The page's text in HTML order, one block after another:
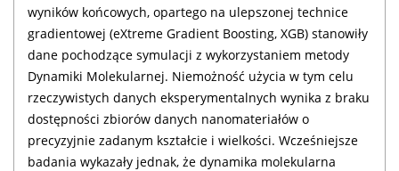
wyników końcowych, opartego na ulepszonej technice
gradientowej (eXtreme Gradient Boosting, XGB) stanowiły
dane pochodzące symulacji z wykorzystaniem metody
Dynamiki Molekularnej. Niemożność użycia w tym celu
rzeczywistych danych eksperymentalnych wynika z braku
dostępności zbiorów danych nanomateriałów o
precyzyjnie zadanym kształcie i wielkości. Wcześniejsze
badania wykazały jednak, że dynamika molekularna